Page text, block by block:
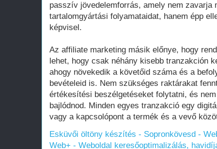
passzív jövedelemforrás, amely nem zavarja
tartalomgyártási folyamataidat, hanem épp
képvisel.
Az affiliate marketing másik előnye, hogy
lehet, hogy csak néhány kisebb tranzakción
ahogy növekedik a követőid száma és a
bevételeid is. Nem szükséges raktárakat
értékesítési beszélgetéseket folytatni, és
bajlódnod. Minden egyes tranzakció egy
vagy a kapcsolópont a termék és a vevő
Esküvői öltöny készítés - Sopronkövesd -
Web+ - Weboldal keresőoptimalizálás,